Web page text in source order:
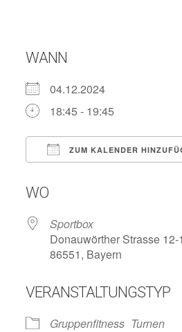
WANN
04.12.2024
18:45 - 19:45
ZUM KALENDER
WO
Sportbox
Donauwörther Strasse
86551, Bayern
VERANSTALTUNGSTYP
Gruppenfitness Turnen